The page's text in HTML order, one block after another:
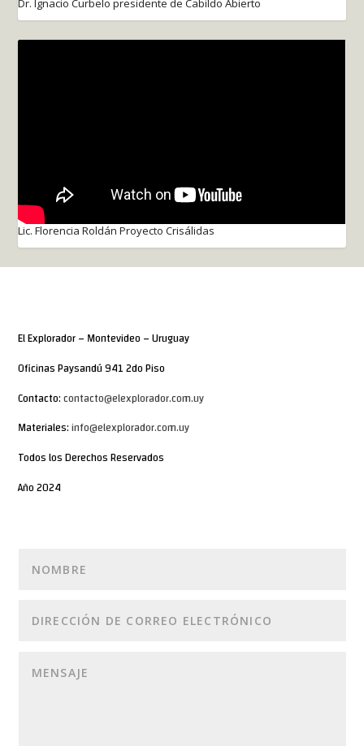
Dr. Ignacio Curbelo presidente de Cabildo Abierto
Lic. Florencia Roldán Proyecto Crisálidas
El Explorador – Montevideo – Uruguay
Oficinas Paysandú 941 2do Piso
Contacto:contacto@elexplorador.com.uy
Materiales:info@elexplorador.com.uy
Todos los Derechos Reservados
Año 2024